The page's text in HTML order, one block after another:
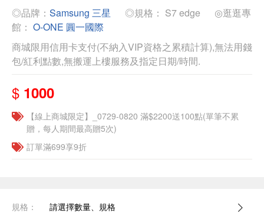
◎品牌： Samsung 三星 ◎規格： S7 edge
◎逛逛專
館： O-ONE 圓一國際
商城限用信用卡支付(不納入VIP資格之累積計算),無法用錢
包/紅利點數,無搬運上樓服務及指定日期/時間.
$ 1000
【線上商城限定】_0729-0820 滿$2200送100點(單筆不累
贈，每人期間最高贈5次)
訂單滿699享9折
規格： 請選擇數量、規格